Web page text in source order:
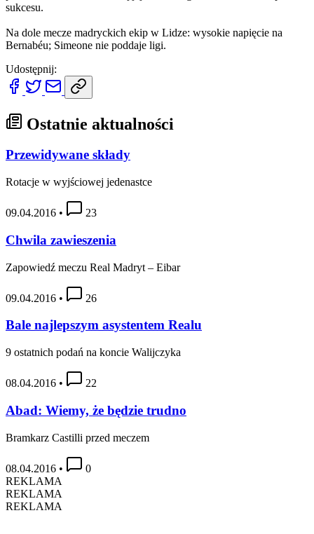
sukcesu.
Na dole mecze madryckich ekip w Lidze: wysokie napięcie na
Bernabéu; Simeone nie poddaje ligi.
Udostępnij:
Ostatnie aktualności
Przewidywane składy
Rotacje w wyjściowej jedenastce
09.04.2016 • 23
Chwila zawieszenia
Zapowiedź meczu Real Madryt – Eibar
09.04.2016 • 26
Bale najlepszym asystentem Realu
9 ostatnich podań na koncie Walijczyka
08.04.2016 • 22
Abad: Wiemy, że będzie trudno
Bramkarz Castilli przed meczem
08.04.2016 •
0
REKLAMA
REKLAMA
REKLAMA